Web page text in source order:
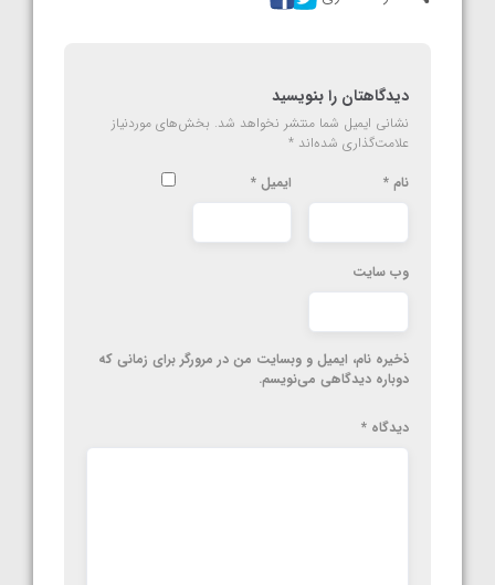
دیدگاهتان را بنویسید
نشانی ایمیل شما منتشر نخواهد شد. بخش‌های موردنیاز
علامت‌گذاری شده‌اند *
نام * ایمیل *
وب‌ سایت
ذخیره نام، ایمیل و وبسایت من در مرورگر برای زمانی که
دوباره دیدگاهی می‌نویسم.
دیدگاه *